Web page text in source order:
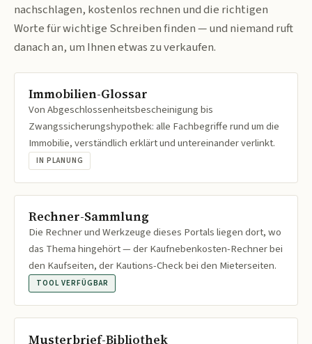
nachschlagen, kostenlos rechnen und die richtigen
Worte für wichtige Schreiben finden — und niemand ruft
danach an, um Ihnen etwas zu verkaufen.
Immobilien-Glossar
Von Abgeschlossenheitsbescheinigung bis
Zwangssicherungshypothek: alle Fachbegriffe rund um die
Immobilie, verständlich erklärt und untereinander verlinkt.
IN PLANUNG
Rechner-Sammlung
Die Rechner und Werkzeuge dieses Portals liegen dort, wo
das Thema hingehört — der Kaufnebenkosten-Rechner bei
den Kaufseiten, der Kautions-Check bei den Mieterseiten.
TOOL VERFÜGBAR
Musterbrief-Bibliothek